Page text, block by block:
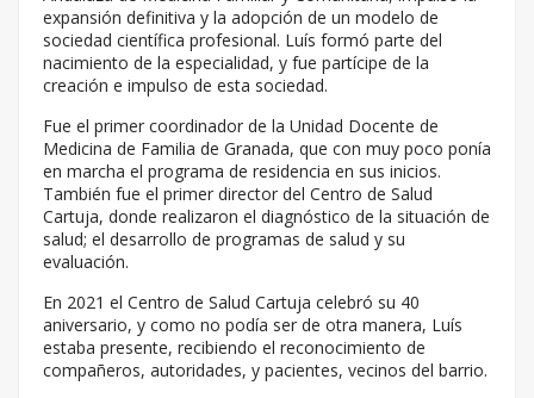
expansión definitiva y la adopción de un modelo de
sociedad científica profesional. Luís formó parte del
nacimiento de la especialidad, y fue partícipe de la
creación e impulso de esta sociedad.
Fue el primer coordinador de la Unidad Docente de
Medicina de Familia de Granada, que con muy poco ponía
en marcha el programa de residencia en sus inicios.
También fue el primer director del Centro de Salud
Cartuja, donde realizaron el diagnóstico de la situación de
salud; el desarrollo de programas de salud y su
evaluación.
En 2021 el Centro de Salud Cartuja celebró su 40
aniversario, y como no podía ser de otra manera, Luís
estaba presente, recibiendo el reconocimiento de
compañeros, autoridades, y pacientes, vecinos del barrio.